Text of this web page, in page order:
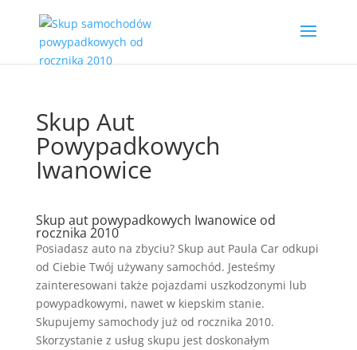
Skup Aut
Powypadkowych
Iwanowice
Skup aut powypadkowych Iwanowice od
rocznika 2010
Posiadasz auto na zbyciu? Skup aut Paula Car odkupi
od Ciebie Twój używany samochód. Jesteśmy
zainteresowani także pojazdami uszkodzonymi lub
powypadkowymi, nawet w kiepskim stanie.
Skupujemy samochody już od rocznika 2010.
Skorzystanie z usług skupu jest doskonałym